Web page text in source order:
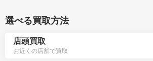
選べる買取方法
店頭買取
お近くの店舗で買取